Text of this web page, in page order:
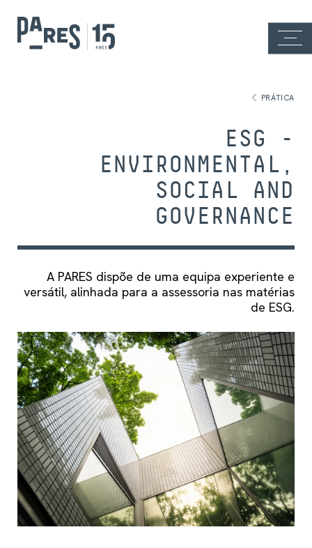
PRÁTICA
ESG -
ENVIRONMENTAL,
SOCIAL AND
GOVERNANCE
A PARES dispõe de uma equipa experiente e
versátil, alinhada para a assessoria nas matérias
de ESG.